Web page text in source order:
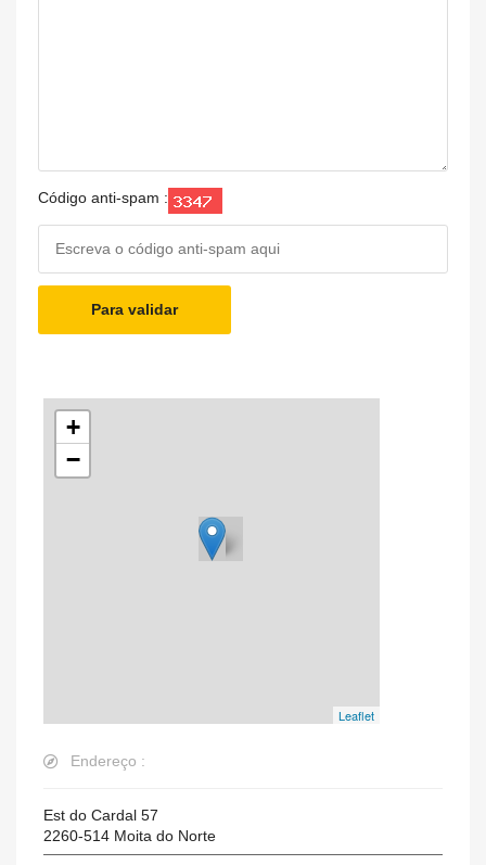
Código anti-spam :
Para validar
+
−
Leaflet
Endereço :
Est do Cardal 57
2260-514 Moita do Norte